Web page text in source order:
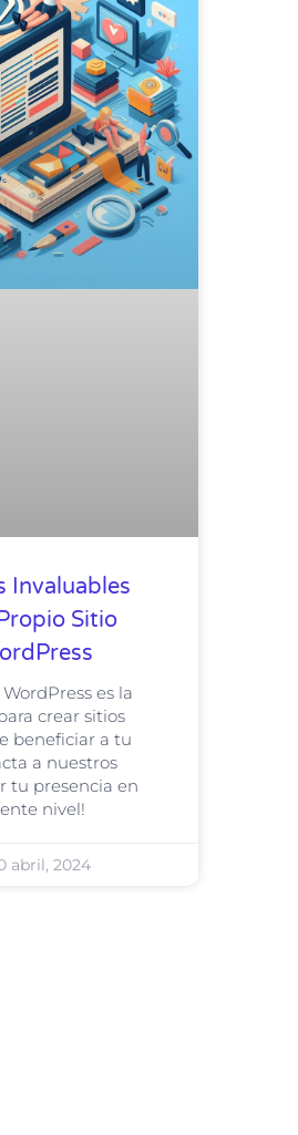
Invaluables
Sitio
es la
crear sitios
beneficiar a tu
a nuestros
tu presencia en
nivel!
abril, 2024